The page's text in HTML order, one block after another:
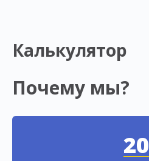
Калькулятор
Почему мы?
20